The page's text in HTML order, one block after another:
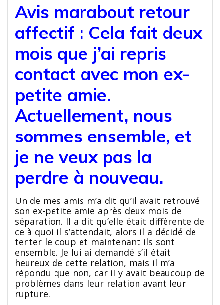
Avis marabout retour
affectif : Cela fait deux
mois que j’ai repris
contact avec mon ex-
petite amie.
Actuellement, nous
sommes ensemble, et
je ne veux pas la
perdre à nouveau.
Un de mes amis m’a dit qu’il avait retrouvé
son ex-petite amie après deux mois de
séparation. Il a dit qu’elle était différente de
ce à quoi il s’attendait, alors il a décidé de
tenter le coup et maintenant ils sont
ensemble. Je lui ai demandé s’il était
heureux de cette relation, mais il m’a
répondu que non, car il y avait beaucoup de
problèmes dans leur relation avant leur
rupture.